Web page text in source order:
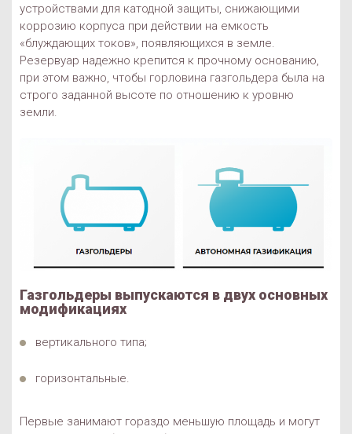
устройствами для катодной защиты, снижающими
коррозию корпуса при действии на емкость
«блуждающих токов», появляющихся в земле.
Резервуар надежно крепится к прочному основанию,
при этом важно, чтобы горловина газгольдера была на
строго заданной высоте по отношению к уровню
земли.
Газгольдеры выпускаются в двух основных
модификациях
вертикального типа;
горизонтальные.
Первые занимают гораздо меньшую площадь и могут